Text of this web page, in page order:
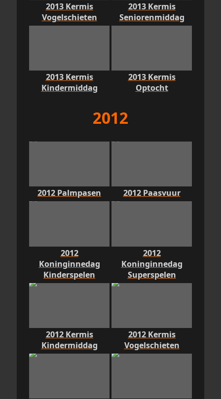
2013 Kermis
Vogelschieten
2013 Kermis
Seniorenmiddag
2013 Kermis
Kindermiddag
2013 Kermis
Optocht
2012
2012 Palmpasen 2012 Paasvuur
2012
Koninginnedag
Kinderspelen
2012
Koninginnedag
Superspelen
2012 Kermis
Kindermiddag
2012 Kermis
Vogelschieten